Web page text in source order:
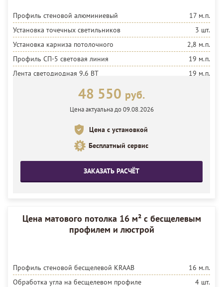
Профиль стеновой алюминиевый
17 м.п.
Установка точечных светильников
3 шт.
Установка карниза потолочного
2,8 м.п.
Профиль СП-5 световая линия
19 м.п.
Лента светодиодная 9,6 ВТ
19 м.п.
48 550 руб.
Цена актуальна до 09.08.2026
Цена с установкой
Бесплатный сервис
ЗАКАЗАТЬ РАСЧЁТ
Цена матового потолка 16 м² с бесщелевым
профилем и люстрой
Профиль стеновой бесщелевой KRAAB
16 м.п.
Обработка угла на бесщелевом профиле
4 шт.